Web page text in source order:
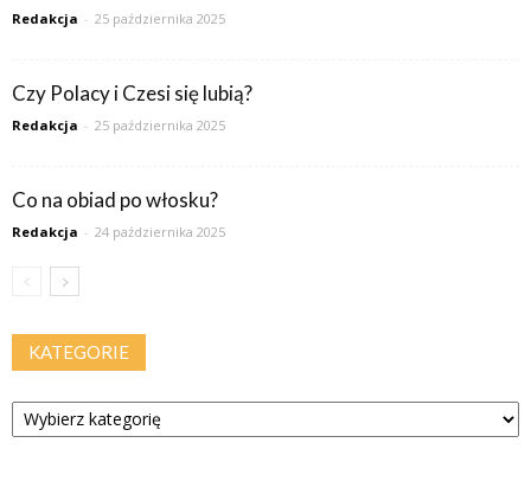
Redakcja - 25 października 2025
Czy Polacy i Czesi się lubią?
Redakcja - 25 października 2025
Co na obiad po włosku?
Redakcja - 24 października 2025
KATEGORIE
Kategorie